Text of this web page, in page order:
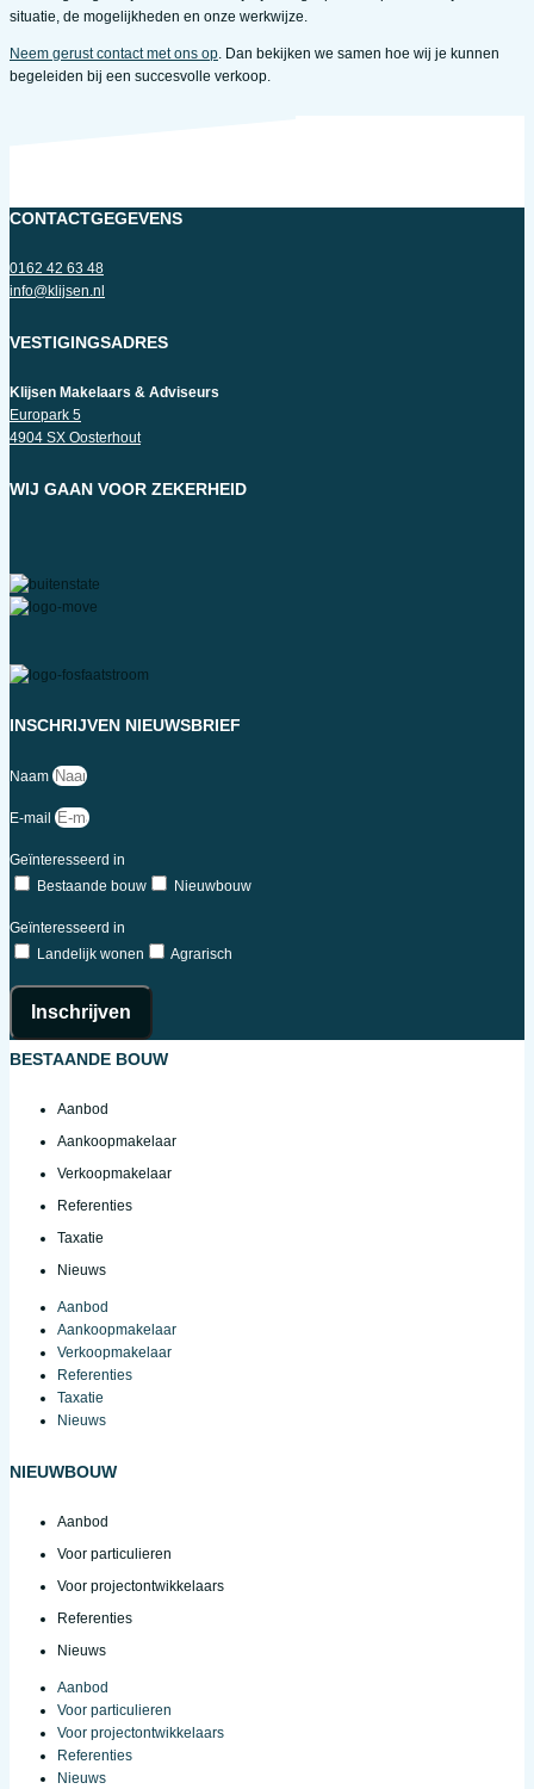
situatie, de mogelijkheden en onze werkwijze.
Neem gerust contact met ons op . Dan bekijken we samen hoe wij je kunnen
begeleiden bij een succesvolle verkoop.
CONTACTGEGEVENS
0162 42 63 48
info@klijsen.nl
VESTIGINGSADRES
Klijsen Makelaars & Adviseurs
Europark 5
4904 SX Oosterhout
WIJ GAAN VOOR ZEKERHEID
INSCHRIJVEN NIEUWSBRIEF
Naam
E-mail
Geïnteresseerd in
Bestaande bouw
Nieuwbouw
Geïnteresseerd in
Landelijk wonen
Agrarisch
Inschrijven
BESTAANDE BOUW
Aanbod
Aankoopmakelaar
Verkoopmakelaar
Referenties
Taxatie
Nieuws
Aanbod
Aankoopmakelaar
Verkoopmakelaar
Referenties
Taxatie
Nieuws
NIEUWBOUW
Aanbod
Voor particulieren
Voor projectontwikkelaars
Referenties
Nieuws
Aanbod
Voor particulieren
Voor projectontwikkelaars
Referenties
Nieuws